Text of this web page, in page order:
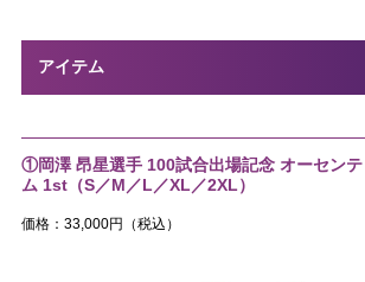
アイテム
①岡澤 昂星選手 100試合出場記念 オーセン
ム 1st（S／M／L／XL／2XL）
価格：33,000円（税込）